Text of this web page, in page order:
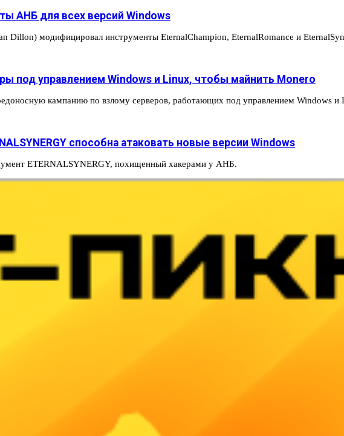
АНБ для всех версий Windows
Dillon) модифицировал инструменты EternalChampion, EternalRomance и
под управлением Windows и Linux, чтобы майнить Monero
кампанию по взлому серверов, работающих под управлением Windows
способна атаковать новые версии Windows
ETERNALSYNERGY, похищенный хакерами у АНБ.